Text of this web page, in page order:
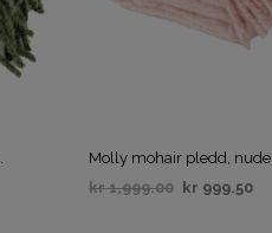
Molly mohair pledd, nude.
kr1,999.00 kr 999.50